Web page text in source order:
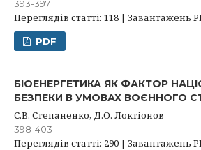
393-397
Переглядів статті: 118 | Завантажень
PDF
БІОЕНЕРГЕТИКА ЯК ФАКТОР
БЕЗПЕКИ В УМОВАХ ВОЄННОГО
С.В. Степаненко, Д.О. Локтіонов
398-403
Переглядів статті: 290 | Завантажень